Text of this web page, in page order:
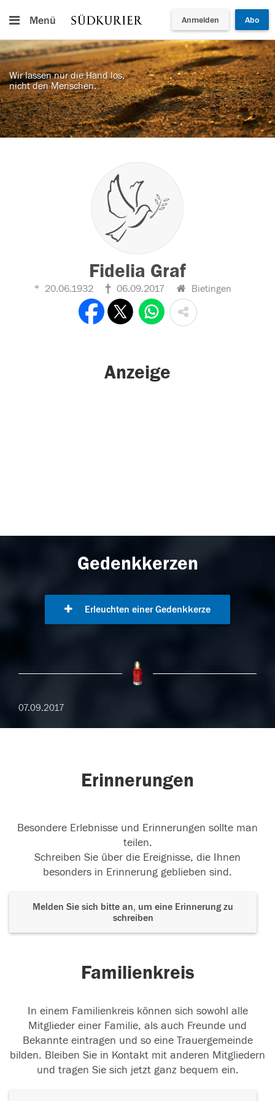
Menü Anmelden Abo
Wir lassen nur die Hand los,
nicht den Menschen.
Fidelia Graf
20.06.1932 06.09.2017 Bietingen
Anzeige
Gedenkkerzen
Erleuchten einer Gedenkkerze
07.09.2017
Erinnerungen
Besondere Erlebnisse und Erinnerungen sollte man
teilen.
Schreiben Sie über die Ereignisse, die Ihnen
besonders in Erinnerung geblieben sind.
Melden Sie sich bitte an, um eine Erinnerung zu
schreiben
Familienkreis
In einem Familienkreis können sich sowohl alle
Mitglieder einer Familie, als auch Freunde und
Bekannte eintragen und so eine Trauergemeinde
bilden. Bleiben Sie in Kontakt mit anderen Mitgliedern
und tragen Sie sich jetzt ganz bequem ein.